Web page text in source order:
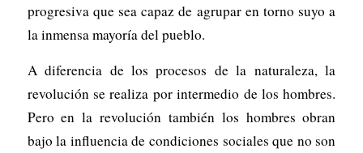
progresiva que sea capaz de agrupar en torno suyo a
la inmensa mayoría del pueblo.
A diferencia de los procesos de la naturaleza, la
revolución se realiza por intermedio de los hombres.
Pero en la revolución también los hombres obran
bajo la influencia de condiciones sociales que no son